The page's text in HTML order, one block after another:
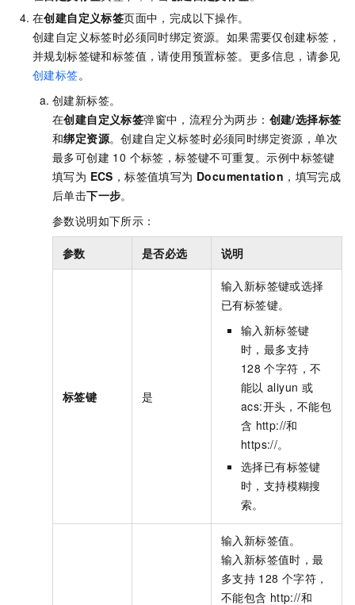
在创建自定义标签页面中，完成以下操作。
创建自定义标签时必须同时绑定资源。如果需要仅创建标签，
并规划标签键和标签值，请使用预置标签。更多信息，请参见
创建标签。
创建新标签。
在创建自定义标签弹窗中，流程分为两步： 创建/选择标签
和绑定资源。创建自定义标签时必须同时绑定资源，单次
最多可创建 10 个标签，标签键不可重复。示例中标签键
填写为 ECS ，标签值填写为 Documentation ，填写完成
后单击下一步。
参数说明如下所示：
参数 是否必选 说明
标签键 是
输入新标签键或选择
已有标签键。
输入新标签键
时，最多支持
128 个字符，不
能以 aliyun 或
acs:开头，不能包
含 http://和
https://。
选择已有标签键
时，支持模糊搜
索。
输入新标签值。
输入新标签值时，最
多支持 128 个字符，
不能包含 http://和